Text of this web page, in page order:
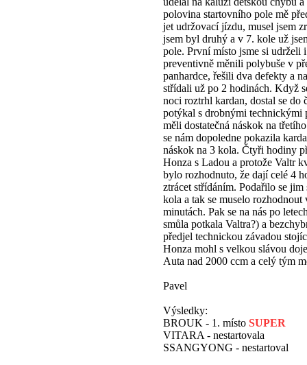
polovina startovního pole mě
jet udržovací jízdu, musel jsem
jsem byl druhý a v 7. kole už
pole. První místo jsme si udrželi
preventivně měnili polybuše v
panhardce, řešili dva defekty a
střídali už po 2 hodinách. Když
noci roztrhl kardan, dostal se do
potýkal s drobnými technickými
měli dostatečná náskok na
se nám dopoledne pokazila
náskok na 3 kola. Čtyři hodiny
Honza s Ladou a protože Valtr
bylo rozhodnuto, že dají celé 4
ztrácet střídáním. Podařilo se
kola a tak se muselo rozhodnout
minutách. Pak se na nás po
smůla potkala Valtra?) a
předjel technickou závadou
Honza mohl s velkou slávou
Auta nad 2000 ccm a celý tým
Pavel
Výsledky:
BROUK - 1. místo SUPER
VITARA - nestartovala
SSANGYONG - nestartoval